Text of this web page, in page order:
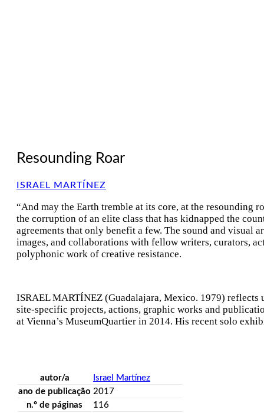
Resounding Roar
ISRAEL MARTÍNEZ
“And may the Earth tremble at its core, at the resounding
the corruption of an elite class that has kidnapped the
agreements that only benefit a few. The sound and
images, and collaborations with fellow writers, curators,
polyphonic work of creative resistance.
ISRAEL MARTÍNEZ (Guadalajara, Mexico. 1979)
site-specific projects, actions, graphic works and
at Vienna’s MuseumQuartier in 2014. His recent solo
autor/a
Israel Martínez
ano de publicação 2017
n.º de páginas
116